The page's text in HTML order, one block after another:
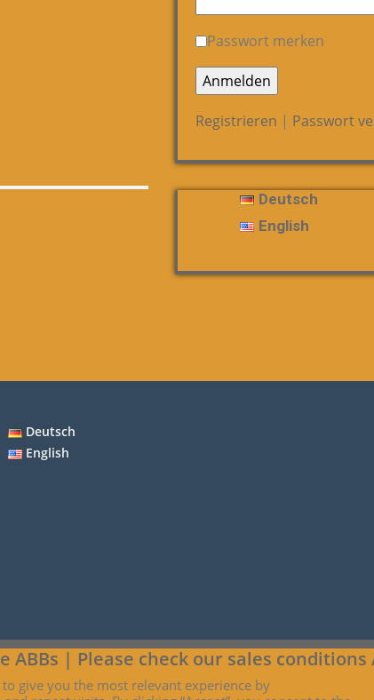
Passwort merken
Registrieren | Passwort
Deutsch
English
Deutsch
English
ABBs | Please check our sales conditions
give you the most relevant experience by